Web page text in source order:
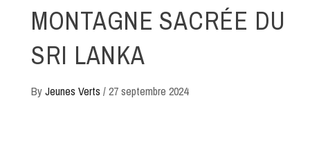
MONTAGNE SACRÉE DU
SRI LANKA
ByJeunes Verts /27 septembre 2024